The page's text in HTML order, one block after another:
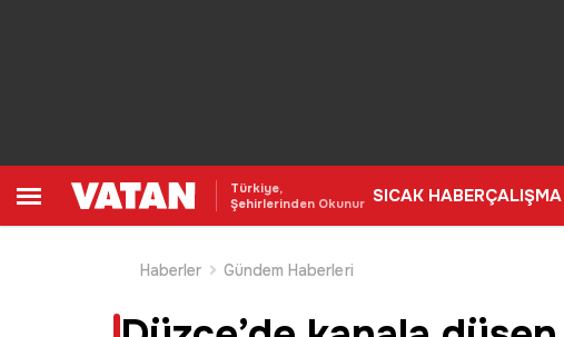
Türkiye,
Şehirlerinden Okunur SICAK HABER
Haberler
Gündem Haberleri